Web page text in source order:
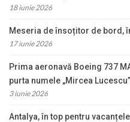
18 iunie 2026
Meseria de însoțitor de bord,
17 iunie 2026
Prima aeronavă Boeing 737
purta numele „Mircea
3 iunie 2026
Antalya, în top pentru